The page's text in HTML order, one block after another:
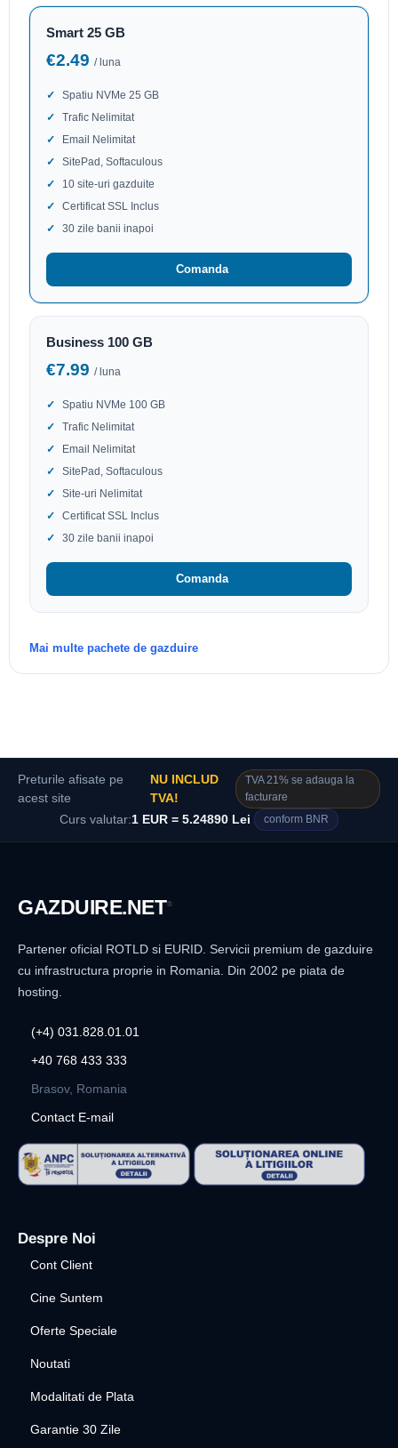
Smart 25 GB
€2.49 / luna
Spatiu NVMe 25 GB
Trafic Nelimitat
Email Nelimitat
SitePad, Softaculous
10 site-uri gazduite
Certificat SSL Inclus
30 zile banii inapoi
Comanda
Business 100 GB
€7.99 / luna
Spatiu NVMe 100 GB
Trafic Nelimitat
Email Nelimitat
SitePad, Softaculous
Site-uri Nelimitat
Certificat SSL Inclus
30 zile banii inapoi
Comanda
Mai multe pachete de gazduire
Preturile afisate pe
acest site
NU INCLUD
TVA!
TVA 21% se adauga la
facturare
Curs valutar:1 EUR = 5.24890 Lei conform BNR
GAZDUIRE.NET®
Partener oficial ROTLD si EURID. Servicii premium de gazduire
cu infrastructura proprie in Romania. Din 2002 pe piata de
hosting.
(+4) 031.828.01.01
+40 768 433 333
Brasov, Romania
Contact E-mail
Despre Noi
Cont Client
Cine Suntem
Oferte Speciale
Noutati
Modalitati de Plata
Garantie 30 Zile